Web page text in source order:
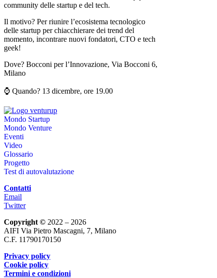
community delle startup e del tech.
Il motivo? Per riunire l’ecosistema tecnologico
delle startup per chiacchierare dei trend del
momento, incontrare nuovi fondatori, CTO e tech
geek!
Dove? Bocconi per l’Innovazione, Via Bocconi 6,
Milano
⌚️ Quando? 13 dicembre, ore 19.00
Mondo Startup
Mondo Venture
Eventi
Video
Glossario
Progetto
Test di autovalutazione
Contatti
Email
Twitter
Copyright © 2022 – 2026
AIFI Via Pietro Mascagni, 7, Milano
C.F. 11790170150
Privacy policy
Cookie policy
Termini e condizioni